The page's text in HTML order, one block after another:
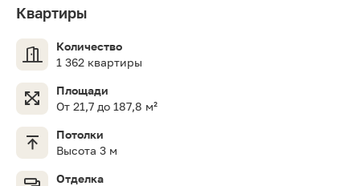
Квартиры
Количество
1 362 квартиры
Площади
От 21,7 до 187,8 м²
Потолки
Высота 3 м
Отделка